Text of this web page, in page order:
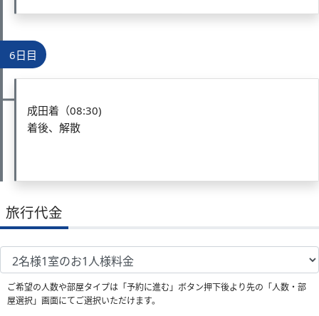
6日目
成田着（08:30)
着後、解散
旅行代金
ご希望の人数や部屋タイプは「予約に進む」ボタン押下後より先の「人数・部
屋選択」画面にてご選択いただけます。